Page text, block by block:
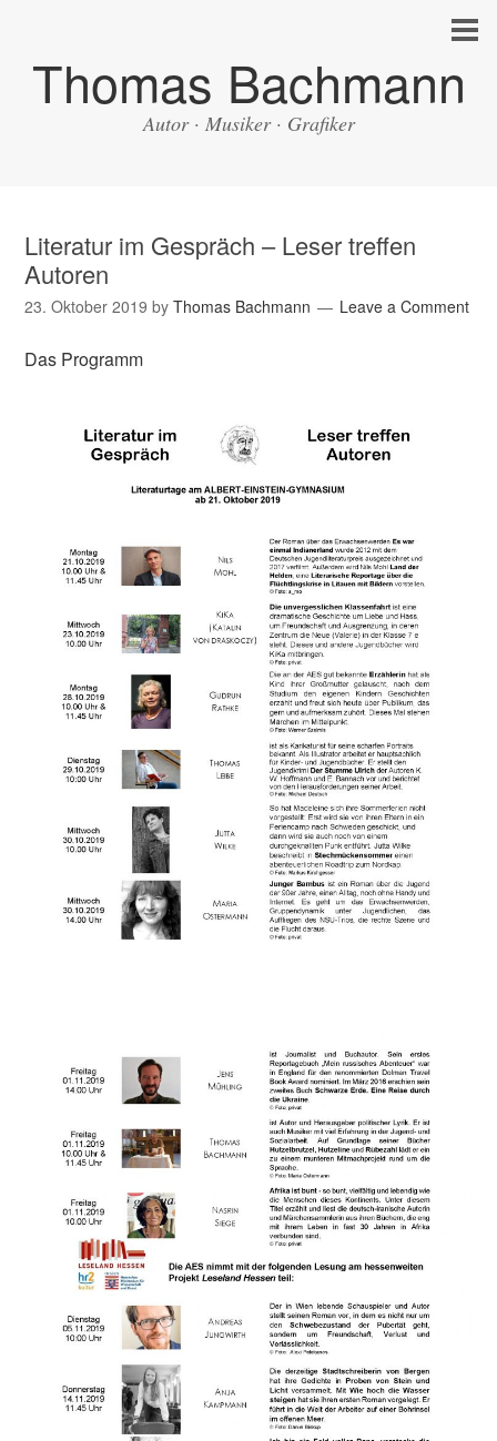
Thomas Bachmann
Autor · Musiker · Grafiker
Literatur im Gespräch – Leser treffen
Autoren
23. Oktober 2019 byThomas Bachmann Leave a Comment
Das Programm